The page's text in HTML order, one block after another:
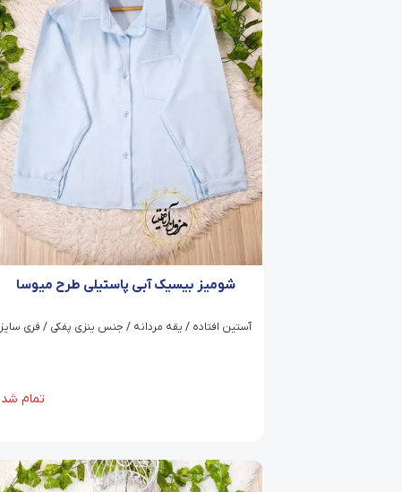
شومیز بیسیک آبی پاستیلی طرح میوسا
آستین افتاده / یقه مردانه / جنس ینزی پفکی / فری سایز
تمام شد